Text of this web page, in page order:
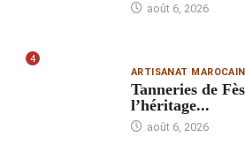
août 6, 2026
4
ARTISANAT MAROCAIN
Tanneries de
l’héritage...
août 6, 2026